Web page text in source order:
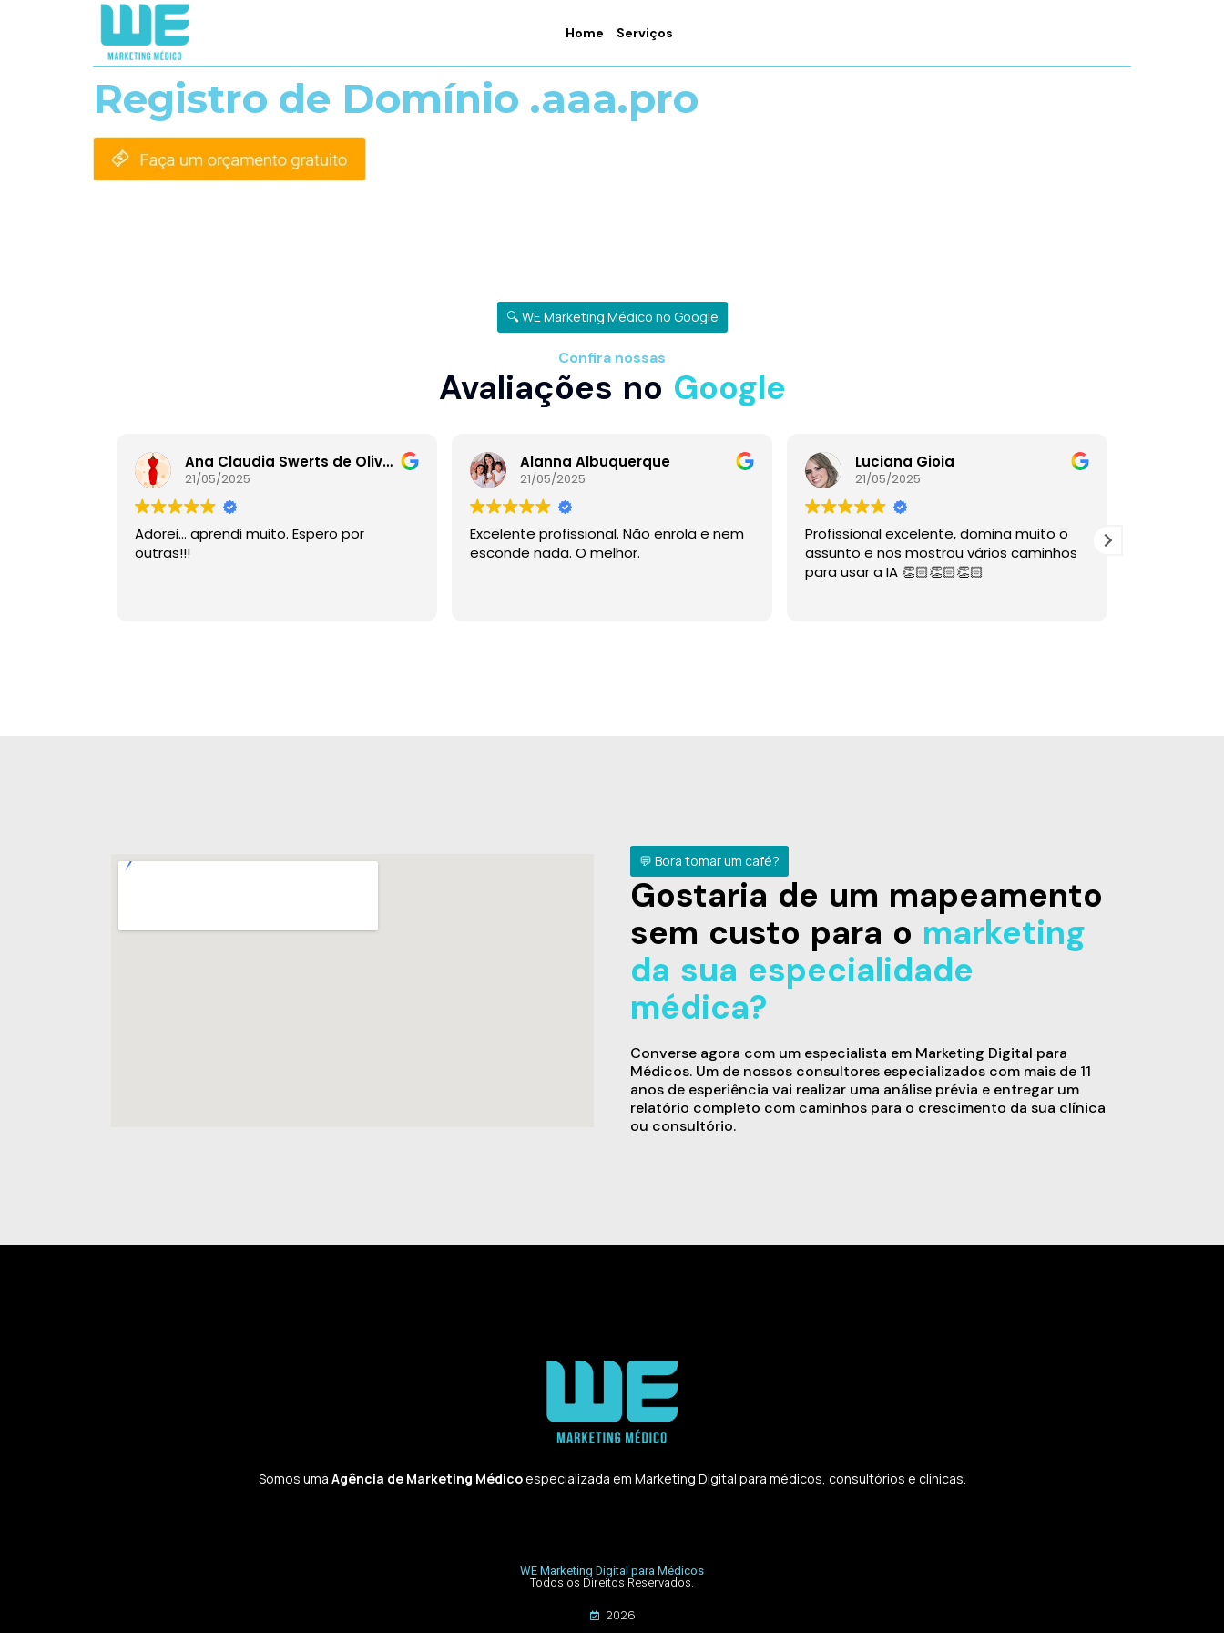
Home Serviços
Registro de Domínio .aaa.pro
🔍 WE Marketing Médico no Google
Confira nossas
Avaliações no Google
Ana Claudia Swerts de Oliveira
21/05/2025
Adorei… aprendi muito. Espero por
outras!!!
Alanna Albuquerque
21/05/2025
Excelente profissional. Não enrola e nem
esconde nada. O melhor.
Luciana Gioia
21/05/2025
Profissional excelente, domina muito o
assunto e nos mostrou vários caminhos
para usar a IA 👏🏻👏🏻👏🏻
💬 Bora tomar um café?
Gostaria de um mapeamento
sem custo para o marketing
da sua especialidade
médica?
Converse agora com um especialista em Marketing Digital para
Médicos. Um de nossos consultores especializados com mais de 11
anos de esperiência vai realizar uma análise prévia e entregar um
relatório completo com caminhos para o crescimento da sua clínica
ou consultório.
Somos uma Agência de Marketing Médicoespecializada em Marketing Digital para médicos, consultórios e clínicas.
WE Marketing Digital para Médicos
Todos os Direitos Reservados.
2026